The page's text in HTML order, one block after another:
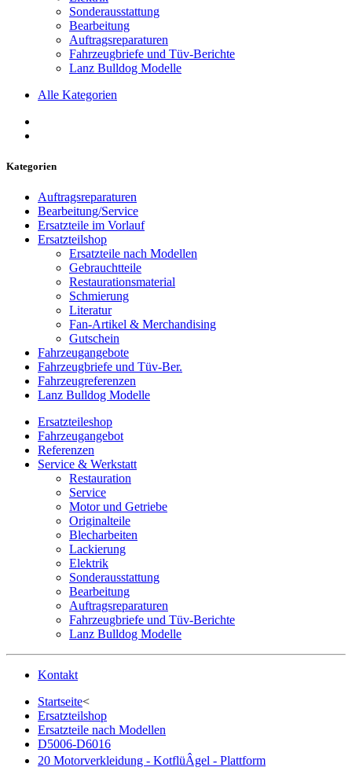
Sonderausstattung
Bearbeitung
Auftragsreparaturen
Fahrzeugbriefe und Tüv-Berichte
Lanz Bulldog Modelle
Alle Kategorien
Kategorien
Auftragsreparaturen
Bearbeitung/Service
Ersatzteile im Vorlauf
Ersatzteilshop
Ersatzteile nach Modellen
Gebrauchtteile
Restaurationsmaterial
Schmierung
Literatur
Fan-Artikel & Merchandising
Gutschein
Fahrzeugangebote
Fahrzeugbriefe und Tüv-Ber.
Fahrzeugreferenzen
Lanz Bulldog Modelle
Ersatzteileshop
Fahrzeugangebot
Referenzen
Service & Werkstatt
Restauration
Service
Motor und Getriebe
Originalteile
Blecharbeiten
Lackierung
Elektrik
Sonderausstattung
Bearbeitung
Auftragsreparaturen
Fahrzeugbriefe und Tüv-Berichte
Lanz Bulldog Modelle
Kontakt
Startseite<
Ersatzteilshop
Ersatzteile nach Modellen
D5006-D6016
20 Motorverkleidung - KotflüÂgel - Plattform